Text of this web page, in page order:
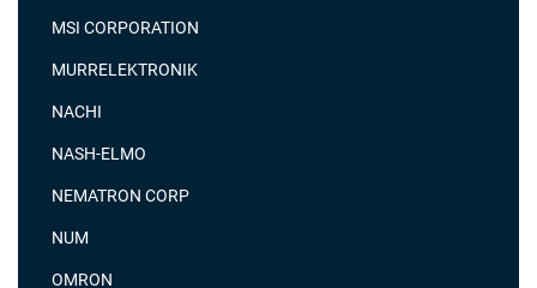
MSI CORPORATION
MURRELEKTRONIK
NACHI
NASH-ELMO
NEMATRON CORP
NUM
OMRON